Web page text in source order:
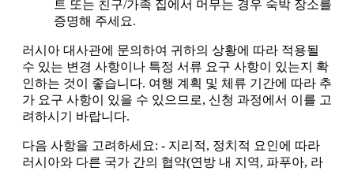
트 또는 친구/가족 집에서 머무는 경우 숙박 장소를
증명해 주세요.
러시아 대사관에 문의하여 귀하의 상황에 따라 적용될
수 있는 변경 사항이나 특정 서류 요구 사항이 있는지 확
인하는 것이 좋습니다. 여행 계획 및 체류 기간에 따라 추
가 요구 사항이 있을 수 있으므로, 신청 과정에서 이를 고
려하시기 바랍니다.
다음 사항을 고려하세요: - 지리적, 정치적 요인에 따라
러시아와 다른 국가 간의 협약(연방 내 지역, 파푸아, 라